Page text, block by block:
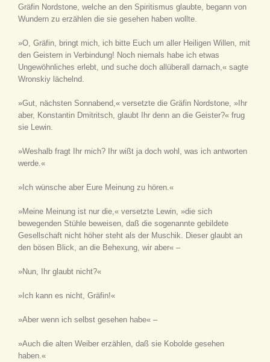
Gräfin Nordstone, welche an den Spiritismus glaubte, begann von
Wundern zu erzählen die sie gesehen haben wollte.
»O, Gräfin, bringt mich, ich bitte Euch um aller Heiligen Willen, mit
den Geistern in Verbindung! Noch niemals habe ich etwas
Ungewöhnliches erlebt, und suche doch allüberall darnach,« sagte
Wronskiy lächelnd.
»Gut, nächsten Sonnabend,« versetzte die Gräfin Nordstone, »Ihr
aber, Konstantin Dmitritsch, glaubt Ihr denn an die Geister?« frug
sie Lewin.
»Weshalb fragt Ihr mich? Ihr wißt ja doch wohl, was ich antworten
werde.«
»Ich wünsche aber Eure Meinung zu hören.«
»Meine Meinung ist nur die,« versetzte Lewin, »die sich
bewegenden Stühle beweisen, daß die sogenannte gebildete
Gesellschaft nicht höher steht als der Muschik. Dieser glaubt an
den bösen Blick, an die Behexung, wir aber« –
»Nun, Ihr glaubt nicht?«
»Ich kann es nicht, Gräfin!«
»Aber wenn ich selbst gesehen habe« –
»Auch die alten Weiber erzählen, daß sie Kobolde gesehen
haben.«